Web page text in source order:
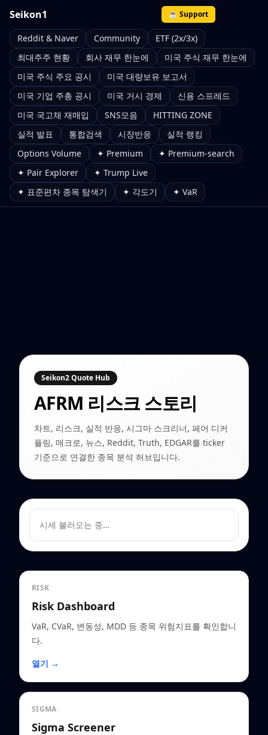
Seikon1 ☕ Support
Reddit & Naver Community
ETF (2x/3x)
최대주주 현황
회사 재무 한눈에
미국 주식 재무 한눈에
미국 주식 주요 공시
미국 대량보유 보고서
미국 기업 주총 공시
미국 거시 경제
신용 스프레드
미국 국고채 재매입
SNS모음
HITTING ZONE
실적 발표
통합검색 시장반응
실적 랭킹
Options Volume
✦ Premium
✦ Premium-search
✦ Pair Explorer
✦ Trump Live
✦ 표준편차 종목 탐색기
✦ 각도기 ✦ VaR
Seikon2 Quote Hub
AFRM 리스크 스토리
차트, 리스크, 실적 반응, 시그마 스크리너, 페어 디커
플링, 매크로, 뉴스, Reddit, Truth, EDGAR를 ticker
기준으로 연결한 종목 분석 허브입니다.
시세 불러오는 중…
RISK
Risk Dashboard
VaR, CVaR, 변동성, MDD 등 종목 위험지표를 확인합니
다.
열기 →
SIGMA
Sigma Screener